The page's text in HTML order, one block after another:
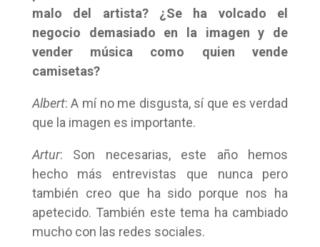
malo del artista? ¿Se ha volcado el
negocio demasiado en la imagen y de
vender música como quien vende
camisetas?
Albert: A mí no me disgusta, sí que es verdad
que la imagen es importante.
Artur: Son necesarias, este año hemos
hecho más entrevistas que nunca pero
también creo que ha sido porque nos ha
apetecido. También este tema ha cambiado
mucho con las redes sociales.